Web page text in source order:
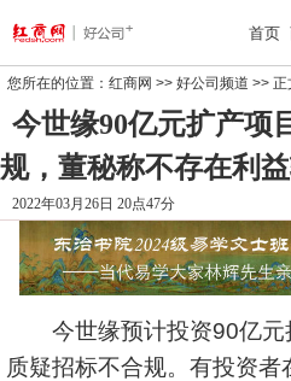
首页
您所在的位置： 红商网 >> 好公司频道 >> 正
今世缘90亿元扩产项
规，董秘称不存在利
2022年03月26日 20点47分
今世缘预计投资90亿
质疑招标不合规。有投资者